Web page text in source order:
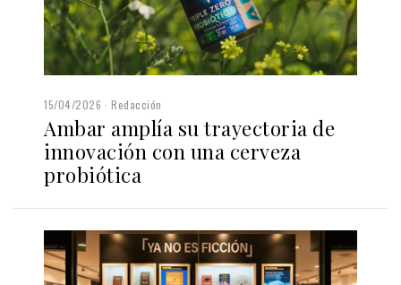
15/04/2026 Redacción
Ambar amplía su trayectoria de
innovación con una cerveza
probiótica